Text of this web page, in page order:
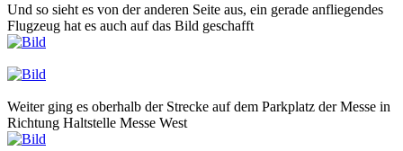
Und so sieht es von der anderen Seite aus, ein gerade anfliegendes
Flugzeug hat es auch auf das Bild geschafft
Weiter ging es oberhalb der Strecke auf dem Parkplatz der Messe in
Richtung Haltstelle Messe West